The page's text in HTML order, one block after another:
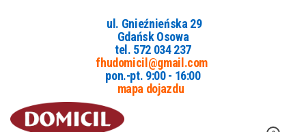
ul. Gnieźnieńska 29
Gdańsk Osowa
tel. 572 034 237
fhudomicil@gmail.com
pon.-pt. 9:00 - 16:00
mapa dojazdu